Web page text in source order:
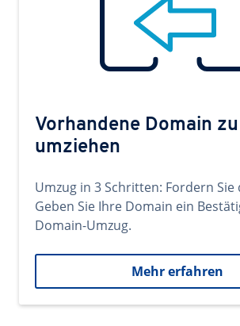
Vorhandene Domain zu
umziehen
Umzug in 3 Schritten: Fordern Sie
Geben Sie Ihre Domain ein
Domain-Umzug.
Mehr erfahren